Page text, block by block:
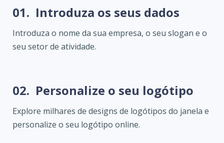
01. Introduza os seus dados
Introduza o nome da sua empresa, o seu slogan e o
seu setor de atividade.
02. Personalize o seu logótipo
Explore milhares de designs de logótipos do janela e
personalize o seu logótipo online.